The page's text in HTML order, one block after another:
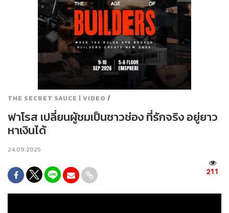
THE SECRET SAUCE | VIDEO /
ฟาโรส เปลี่ยนผู้ชมเป็นชาวช่อง ที่รักจริง อยู่ยาว
หาเงินได้
24.09.2025
211